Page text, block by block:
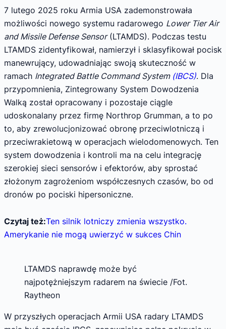
7 lutego 2025 roku Armia USA zademonstrowała
możliwości nowego systemu radarowego Lower Tier Air
and Missile Defense Sensor(LTAMDS). Podczas testu
LTAMDS zidentyfikował, namierzył i sklasyfikował pocisk
manewrujący, udowadniając swoją skuteczność w
ramach Integrated Battle Command System (IBCS). Dla
przypomnienia, Zintegrowany System Dowodzenia
Walką został opracowany i pozostaje ciągle
udoskonalany przez firmę Northrop Grumman, a to po
to, aby zrewolucjonizować obronę przeciwlotniczą i
przeciwrakietową w operacjach wielodomenowych. Ten
system dowodzenia i kontroli ma na celu integrację
szerokiej sieci sensorów i efektorów, aby sprostać
złożonym zagrożeniom współczesnych czasów, bo od
dronów po pociski hipersoniczne.
Czytaj też:Ten silnik lotniczy zmienia wszystko.
Amerykanie nie mogą uwierzyć w sukces Chin
LTAMDS naprawdę może być
najpotężniejszym radarem na świecie /Fot.
Raytheon
W przyszłych operacjach Armii USA radary LTAMDS